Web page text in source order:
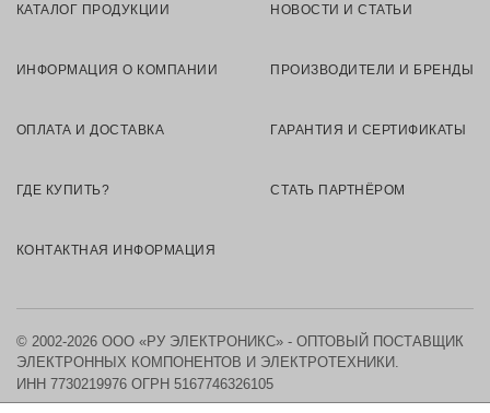
КАТАЛОГ ПРОДУКЦИИ НОВОСТИ И СТАТЬИ
ИНФОРМАЦИЯ О КОМПАНИИ ПРОИЗВОДИТЕЛИ И БРЕНДЫ
ОПЛАТА И ДОСТАВКА ГАРАНТИЯ И СЕРТИФИКАТЫ
ГДЕ КУПИТЬ? СТАТЬ ПАРТНЁРОМ
КОНТАКТНАЯ ИНФОРМАЦИЯ
© 2002-2026 ООО «РУ ЭЛЕКТРОНИКС» - ОПТОВЫЙ ПОСТАВЩИК
ЭЛЕКТРОННЫХ КОМПОНЕНТОВ И ЭЛЕКТРОТЕХНИКИ.
ИНН 7730219976 ОГРН 5167746326105